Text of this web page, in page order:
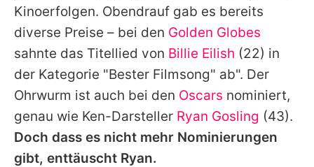
Nutzungsbedingungen
Utiq verwalten
Kinoerfolgen. Obendrauf gab es bereits
diverse Preise – bei den Golden Globes
sahnte das Titellied von Billie Eilish (22) in
der Kategorie "Bester Filmsong" ab". Der
Ohrwurm ist auch bei den Oscars nominiert,
genau wie Ken-Darsteller Ryan Gosling (43).
Doch dass es nicht mehr Nominierungen
gibt, enttäuscht Ryan.